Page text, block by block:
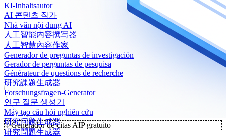
KI-Inhaltsautor
AI 콘텐츠 작가
Nhà văn nội dung AI
人工智能内容撰写器
人工智慧內容作家
Generador de preguntas de investigación
Gerador de perguntas de pesquisa
Générateur de questions de recherche
研究課題生成器
Forschungsfragen-Generator
연구 질문 생성기
Máy tạo câu hỏi nghiên cứu
研究问题生成器
研究問題生成器
✨Generador de citas AIP gratuito